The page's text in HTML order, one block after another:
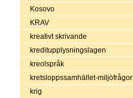
Kosovo
KRAV
kreativt skrivande
kreditupplysningslagen
kreolspråk
kretsloppssamhället-miljöfrågor
krig